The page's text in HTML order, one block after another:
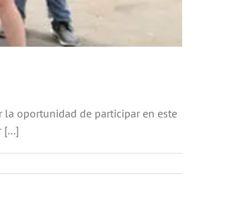
la oportunidad de participar en este
[...]